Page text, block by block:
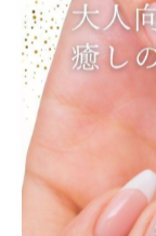
ューを総合的に
埋まりやすいた
ク機能の活用が
駅近で見つか
駅近のオフィス
さに加え、サ